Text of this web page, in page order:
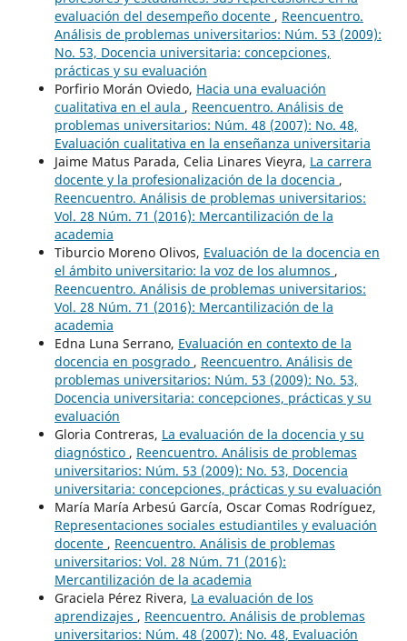
evaluación del desempeño docente , Reencuentro.
Análisis de problemas universitarios: Núm. 53 (2009):
No. 53, Docencia universitaria: concepciones,
prácticas y su evaluación
Porfirio Morán Oviedo, Hacia una evaluación
cualitativa en el aula , Reencuentro. Análisis de
problemas universitarios: Núm. 48 (2007): No. 48,
Evaluación cualitativa en la enseñanza universitaria
Jaime Matus Parada, Celia Linares Vieyra, La carrera
docente y la profesionalización de la docencia ,
Reencuentro. Análisis de problemas universitarios:
Vol. 28 Núm. 71 (2016): Mercantilización de la
academia
Tiburcio Moreno Olivos, Evaluación de la docencia en
el ámbito universitario: la voz de los alumnos ,
Reencuentro. Análisis de problemas universitarios:
Vol. 28 Núm. 71 (2016): Mercantilización de la
academia
Edna Luna Serrano, Evaluación en contexto de la
docencia en posgrado , Reencuentro. Análisis de
problemas universitarios: Núm. 53 (2009): No. 53,
Docencia universitaria: concepciones, prácticas y su
evaluación
Gloria Contreras, La evaluación de la docencia y su
diagnóstico , Reencuentro. Análisis de problemas
universitarios: Núm. 53 (2009): No. 53, Docencia
universitaria: concepciones, prácticas y su evaluación
María María Arbesú García, Oscar Comas Rodríguez,
Representaciones sociales estudiantiles y evaluación
docente , Reencuentro. Análisis de problemas
universitarios: Vol. 28 Núm. 71 (2016):
Mercantilización de la academia
Graciela Pérez Rivera, La evaluación de los
aprendizajes , Reencuentro. Análisis de problemas
universitarios: Núm. 48 (2007): No. 48, Evaluación